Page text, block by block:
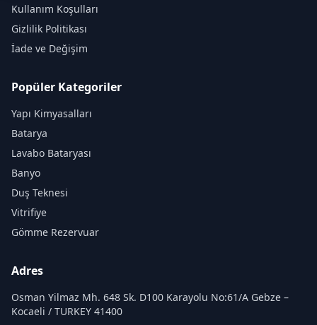
Kullanım Koşulları
Gizlilik Politikası
İade ve Değişim
Popüler Kategoriler
Yapı Kimyasalları
Batarya
Lavabo Bataryası
Banyo
Duş Teknesi
Vitrifiye
Gömme Rezervuar
Adres
Osman Yilmaz Mh. 648 Sk. D100 Karayolu No:61/A Gebze –
Kocaeli / TURKEY 41400